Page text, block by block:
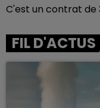
C'est un contrat de
FIL D'ACTUS